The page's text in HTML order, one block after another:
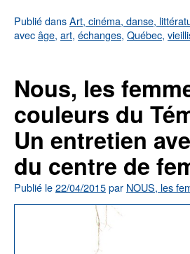
Publié dansArt, cinéma, danse,
avecâge, art, échanges, Québec,
Nous, les
couleurs du
Un entretien
du centre de
Publié le22/04/2015par NOUS, les